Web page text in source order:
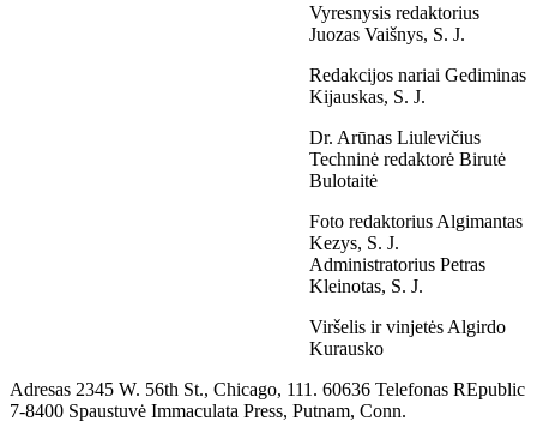
Vyresnysis redaktorius
Juozas Vaišnys, S. J.
Redakcijos nariai Gediminas
Kijauskas, S. J.
Dr. Arūnas Liulevičius
Techninė redaktorė Birutė
Bulotaitė
Foto redaktorius Algimantas
Kezys, S. J.
Administratorius Petras
Kleinotas, S. J.
Viršelis ir vinjetės Algirdo
Kurausko
Adresas 2345 W. 56th St., Chicago, 111. 60636 Telefonas REpublic
7-8400 Spaustuvė Immaculata Press, Putnam, Conn.